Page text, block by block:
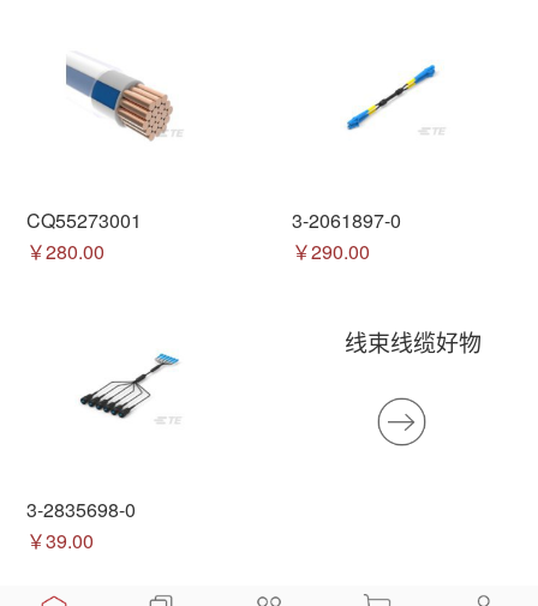
CQ55273001
￥280.00
3-2061897-0
￥290.00
3-2835698-0
￥39.00
线束线缆好物